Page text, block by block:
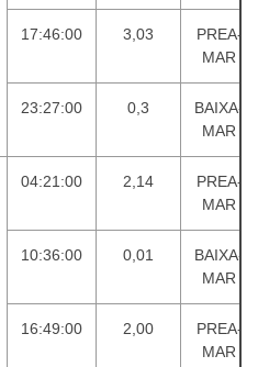
17:46:00 3,03
PREA-
MAR
23:27:00 0,3
BAIXA-
MAR
04:21:00 2,14
PREA-
MAR
10:36:00 0,01
BAIXA-
MAR
16:49:00 2,00
PREA-
MAR